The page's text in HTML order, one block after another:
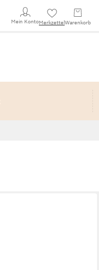
Mein KontoMerkzettel Warenkorb